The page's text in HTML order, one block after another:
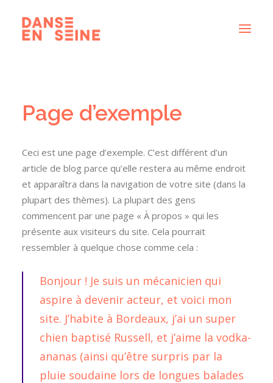
DISPOSITIFS ARTISTIQUES
À PROPOS
ACTUS
RECHERCHE
Page d’exemple
Ceci est une page d’exemple. C’est différent d’un
article de blog parce qu’elle restera au même endroit
et apparaîtra dans la navigation de votre site (dans la
plupart des thèmes). La plupart des gens
commencent par une page « À propos » qui les
présente aux visiteurs du site. Cela pourrait
ressembler à quelque chose comme cela :
Bonjour ! Je suis un mécanicien qui
aspire à devenir acteur, et voici mon
site. J’habite à Bordeaux, j’ai un super
chien baptisé Russell, et j’aime la vodka-
ananas (ainsi qu’être surpris par la
pluie soudaine lors de longues balades